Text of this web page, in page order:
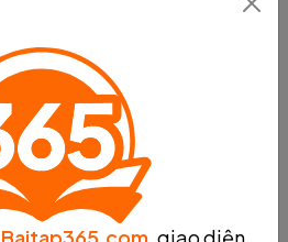
di động, máy chơi game và hệ
điều khiển được sử dụng để
hệ thống tự động như robot, hệ
động và hệ thống điều khiển
mạch khuếch đại được sử dụng